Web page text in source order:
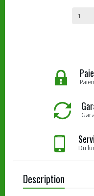
Du
Description